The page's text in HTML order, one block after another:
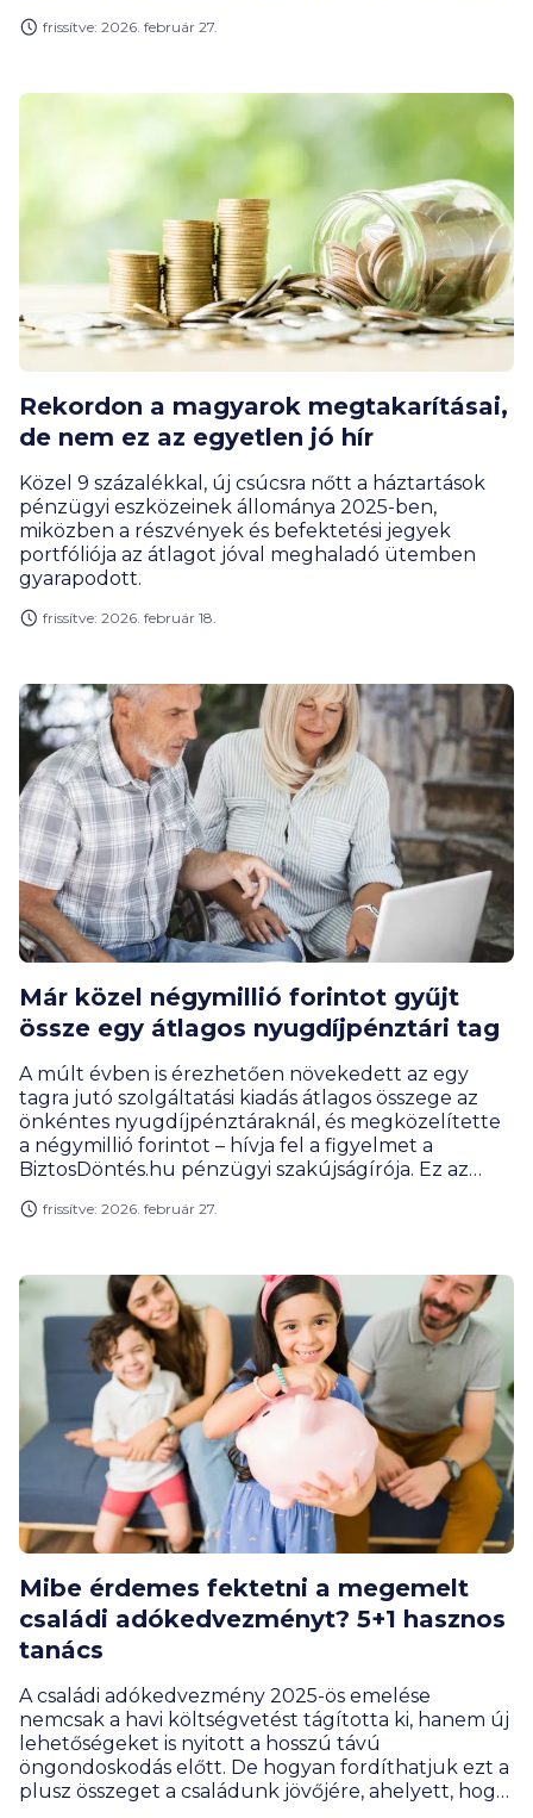
öngondoskodásban is fontos szerepet tölt be.
frissítve: 2026. február 27.
Rekordon a magyarok megtakarításai,
de nem ez az egyetlen jó hír
Közel 9 százalékkal, új csúcsra nőtt a háztartások
pénzügyi eszközeinek állománya 2025-ben,
miközben a részvények és befektetési jegyek
portfóliója az átlagot jóval meghaladó ütemben
gyarapodott.
frissítve: 2026. február 18.
Már közel négymillió forintot gyűjt
össze egy átlagos nyugdíjpénztári tag
A múlt évben is érezhetően növekedett az egy
tagra jutó szolgáltatási kiadás átlagos összege az
önkéntes nyugdíjpénztáraknál, és megközelítette
a négymillió forintot – hívja fel a figyelmet a
BiztosDöntés.hu pénzügyi szakújságírója. Ez az
16 havi átlagnyugdíjnak felel meg, ami rávilágít arra,
frissítve: 2026. február 27.
Mibe érdemes fektetni a megemelt
családi adókedvezményt? 5+1 hasznos
tanács
A családi adókedvezmény 2025-ös emelése
nemcsak a havi költségvetést tágította ki, hanem új
lehetőségeket is nyitott a hosszú távú
öngondoskodás előtt. De hogyan fordíthatjuk ezt a
plusz összeget a családunk jövőjére, ahelyett, hogy